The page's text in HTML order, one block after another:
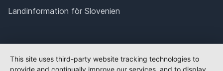
Landinformation för Slovenien
This site uses third-party website tracking technologies to
provide and continually improve our services, and to display